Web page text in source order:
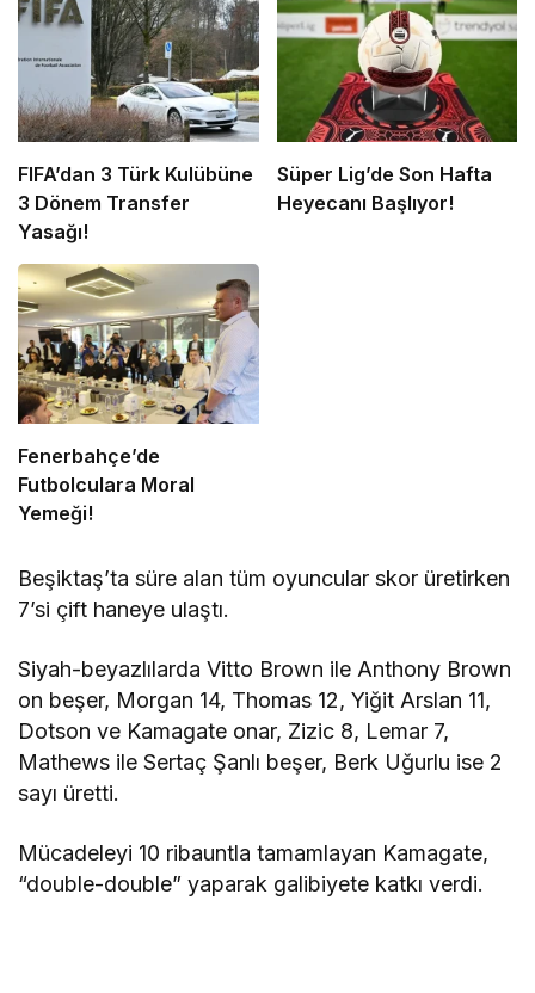
FIFA’dan 3 Türk Kulübüne
3 Dönem Transfer
Yasağı!
Süper Lig’de Son Hafta
Heyecanı Başlıyor!
Fenerbahçe’de
Futbolculara Moral
Yemeği!
Beşiktaş’ta süre alan tüm oyuncular skor üretirken
7’si çift haneye ulaştı.
Siyah-beyazlılarda Vitto Brown ile Anthony Brown
on beşer, Morgan 14, Thomas 12, Yiğit Arslan 11,
Dotson ve Kamagate onar, Zizic 8, Lemar 7,
Mathews ile Sertaç Şanlı beşer, Berk Uğurlu ise 2
sayı üretti.
Mücadeleyi 10 ribauntla tamamlayan Kamagate,
“double-double” yaparak galibiyete katkı verdi.